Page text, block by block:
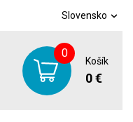
Slovensko
0
Košík
0 €